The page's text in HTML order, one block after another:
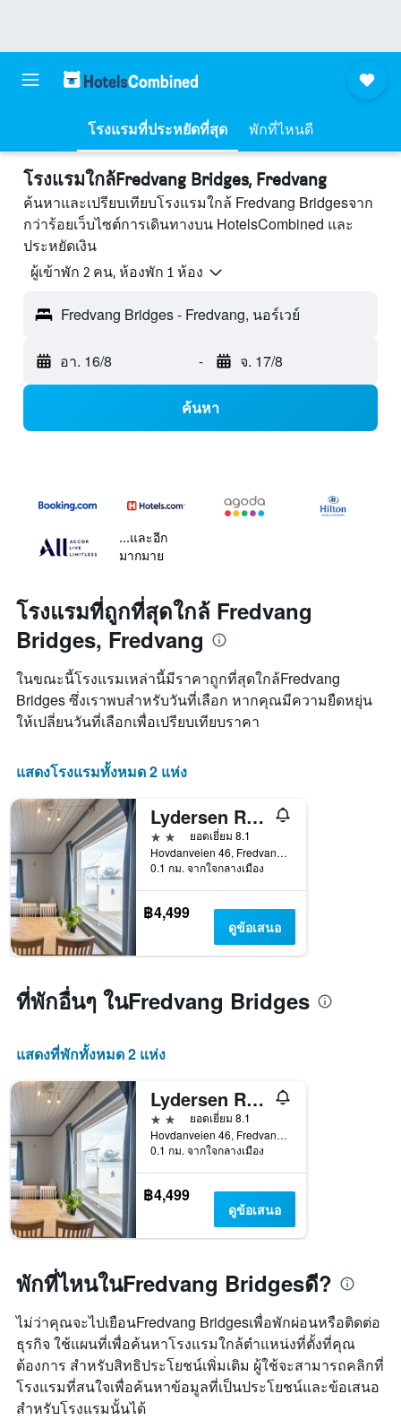
โรงแรมที่ประหยัดที่สุด พักที่ไหนดี
โรงแรมใกล้Fredvang Bridges, Fredvang
ค้นหาและเปรียบเทียบโรงแรมใกล้ Fredvang Bridgesจาก
กว่าร้อยเว็บไซต์การเดินทางบน HotelsCombined และ
ประหยัดเงิน
ผู้เข้าพัก 2 คน, ห้องพัก 1 ห้อง
Fredvang Bridges - Fredvang, นอร์เวย์
อา. 16/8 - จ. 17/8
ค้นหา
...และอีก
มากมาย
โรงแรมที่ถูกที่สุดใกล้ Fredvang
Bridges, Fredvang
ในขณะนี้โรงแรมเหล่านี้มีราคาถูกที่สุดใกล้Fredvang
Bridges ซึ่งเราพบสำหรับวันที่เลือก หากคุณมีความยืดหยุ่น
ให้เปลี่ยนวันที่เลือกเพื่อเปรียบเทียบราคา
แสดงโรงแรมทั้งหมด 2 แห่ง
Lydersen Rorbuer
2 ดาว
ยอดเยี่ยม 8.1
Hovdanveien 46, Fredvang, นอร์ดลันด์, นอร์เวย์
0.1 กม. จากใจกลางเมือง
฿4,499
ดูข้อเสนอ
ที่พักอื่นๆ ในFredvang Bridges
แสดงที่พักทั้งหมด 2 แห่ง
Lydersen Rorbuer
2 ดาว
ยอดเยี่ยม 8.1
Hovdanveien 46, Fredvang, นอร์ดลันด์, นอร์เวย์
0.1 กม. จากใจกลางเมือง
฿4,499
ดูข้อเสนอ
พักที่ไหนในFredvang Bridgesดี?
ไม่ว่าคุณจะไปเยือนFredvang Bridgesเพื่อพักผ่อนหรือติดต่อ
ธุรกิจ ใช้แผนที่เพื่อค้นหาโรงแรมใกล้ตำแหน่งที่ตั้งที่คุณ
ต้องการ สำหรับสิทธิประโยชน์เพิ่มเติม ผู้ใช้จะสามารถคลิกที่
โรงแรมที่สนใจเพื่อค้นหาข้อมูลที่เป็นประโยชน์และข้อเสนอ
สำหรับโรงแรมนั้นได้